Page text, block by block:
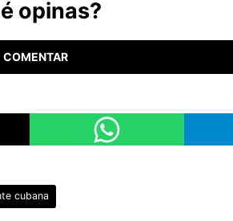
opinas?
COMENTAR
cubana